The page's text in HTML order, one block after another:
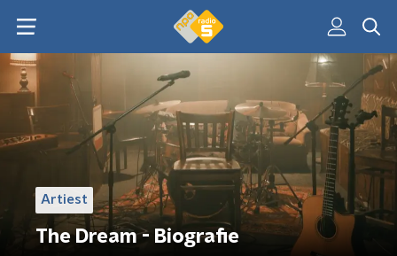
Artiest
The Dream - Biografie